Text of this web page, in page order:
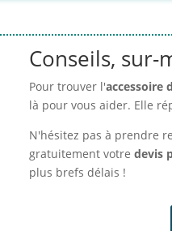
Conseils,
Pour trouver l'accessoire
là pour vous aider. Elle
N'hésitez pas à prendre
gratuitement votredevis
plus brefs délais !